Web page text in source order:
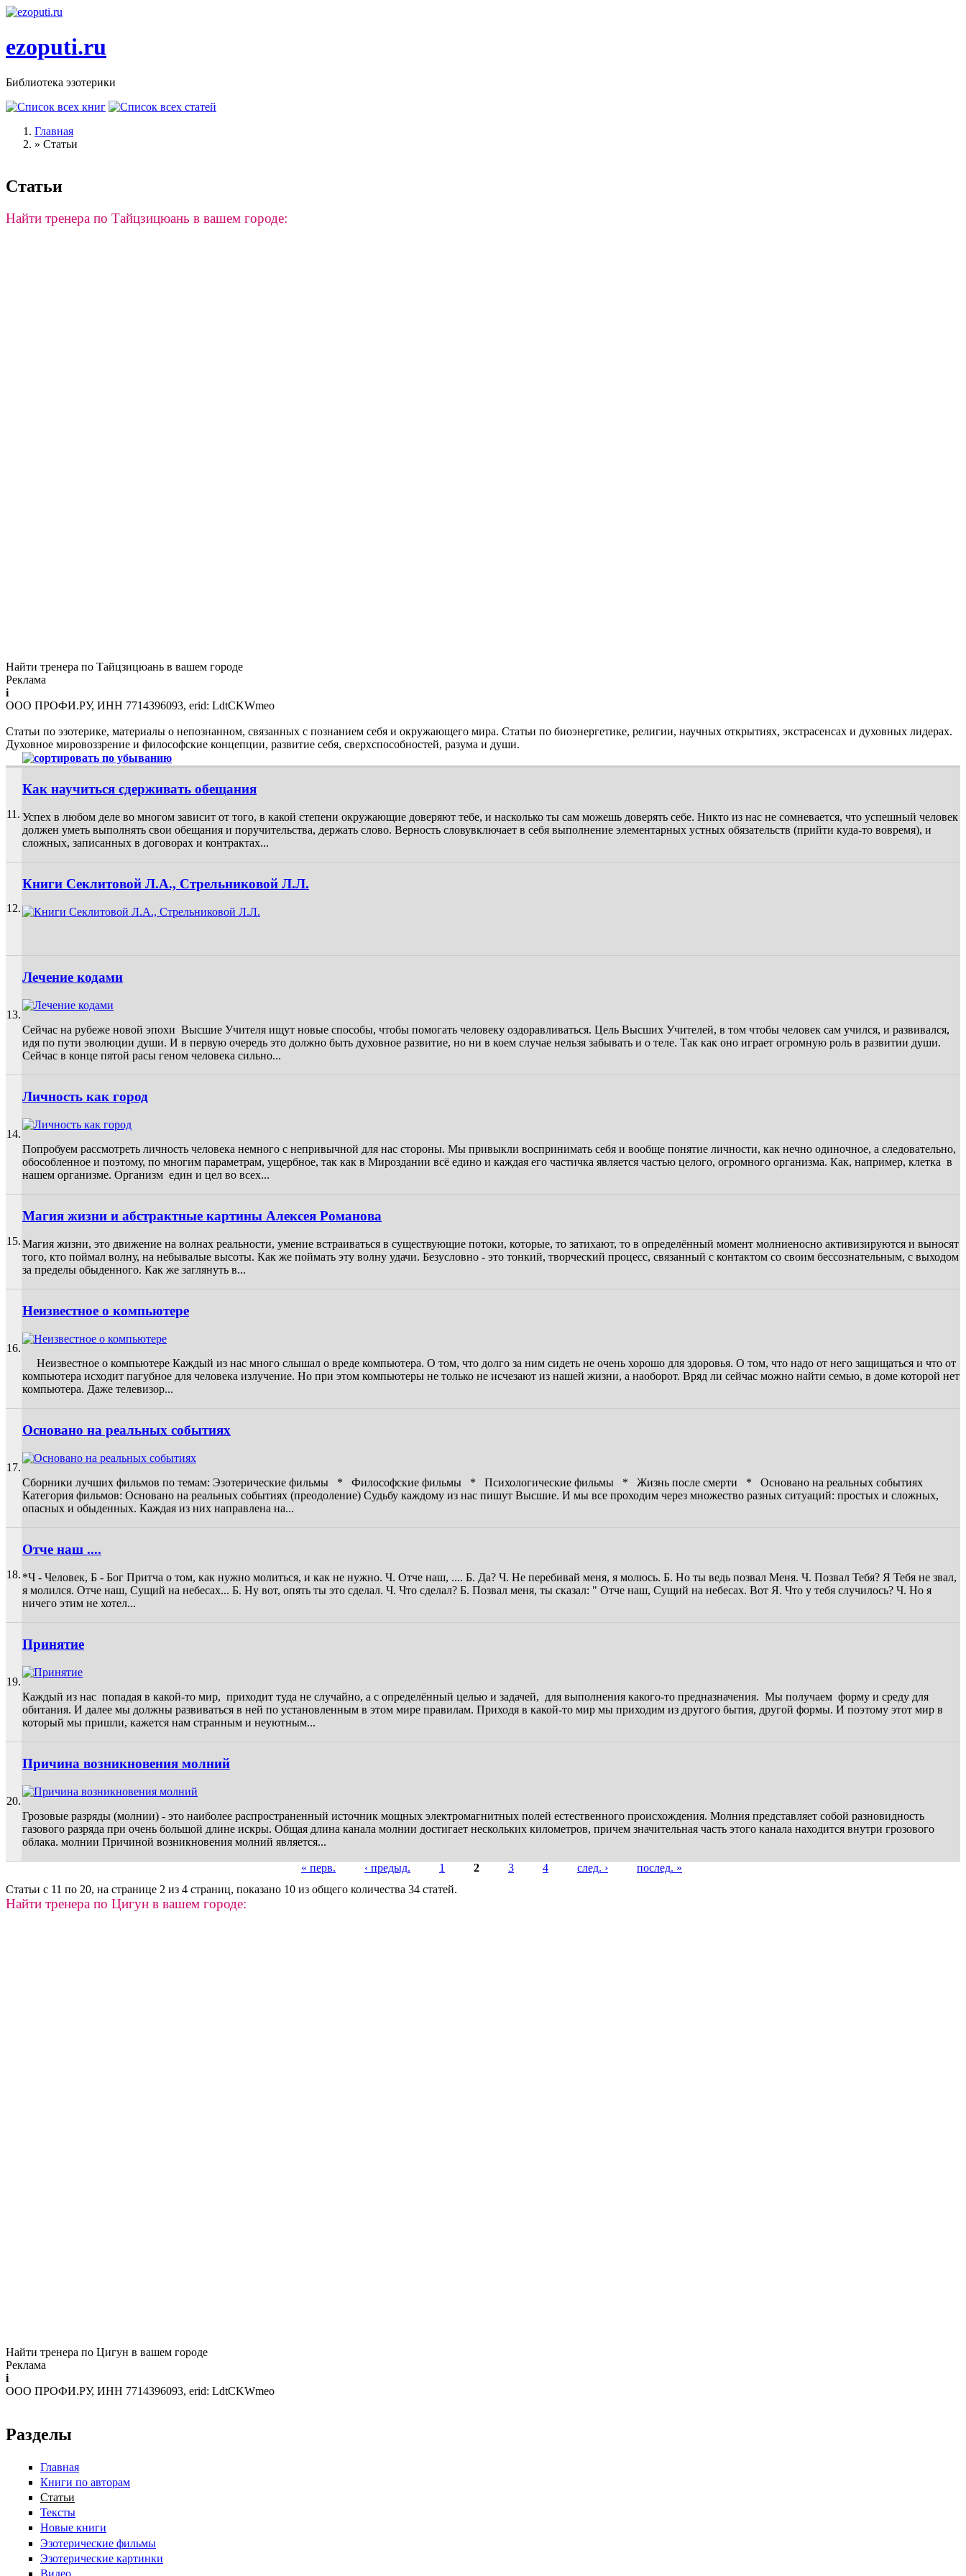
Перейти к основному содержанию
ezoputi.ru
Библиотека эзотерики
Вы здесь
Главная
» Статьи
Статьи
Найти тренера по Тайцзицюань в вашем городе:
Найти тренера по Тайцзицюань в вашем городе
Реклама
i
ООО ПРОФИ.РУ, ИНН 7714396093, erid: LdtCKWmeo
Статьи по эзотерике, материалы о непознанном, связанных с познанием себя и окружающего мира. Статьи по биоэнергетике, религии, научных открытиях, экстрасенсах и духовных лидерах.
Духовное мировоззрение и философские концепции, развитие себя, сверхспособностей, разума и души.
11.
Как научиться сдерживать обещания
Успех в любом деле во многом зависит от того, в какой степени окружающие доверяют тебе, и насколько ты сам можешь доверять себе. Никто из нас не сомневается, что успешный человек
должен уметь выполнять свои обещания и поручительства, держать слово. Верность словувключает в себя выполнение элементарных устных обязательств (прийти куда-то вовремя), и
сложных, записанных в договорах и контрактах...
12.
Книги Секлитовой Л.А., Стрельниковой Л.Л.
13.
Лечение кодами
Сейчас на рубеже новой эпохи Высшие Учителя ищут новые способы, чтобы помогать человеку оздоравливаться. Цель Высших Учителей, в том чтобы человек сам учился, и развивался,
идя по пути эволюции души. И в первую очередь это должно быть духовное развитие, но ни в коем случае нельзя забывать и о теле. Так как оно играет огромную роль в развитии души.
Сейчас в конце пятой расы геном человека сильно...
14.
Личность как город
Попробуем рассмотреть личность человека немного с непривычной для нас стороны. Мы привыкли воспринимать себя и вообще понятие личности, как нечно одиночное, а следовательно,
обособленное и поэтому, по многим параметрам, ущербное, так как в Мироздании всё едино и каждая его частичка является частью целого, огромного организма. Как, например, клетка в
нашем организме. Организм един и цел во всех...
15.
Магия жизни и абстрактные картины Алексея Романова
Магия жизни, это движение на волнах реальности, умение встраиваться в существующие потоки, которые, то затихают, то в определённый момент молниеносно активизируются и выносят
того, кто поймал волну, на небывалые высоты. Как же поймать эту волну удачи. Безусловно - это тонкий, творческий процесс, связанный с контактом со своим бессознательным, с выходом
за пределы обыденного. Как же заглянуть в...
16.
Неизвестное о компьютере
Неизвестное о компьютере Каждый из нас много слышал о вреде компьютера. О том, что долго за ним сидеть не очень хорошо для здоровья. О том, что надо от него защищаться и что от
компьютера исходит пагубное для человека излучение. Но при этом компьютеры не только не исчезают из нашей жизни, а наоборот. Вряд ли сейчас можно найти семью, в доме которой нет
компьютера. Даже телевизор...
17.
Основано на реальных событиях
Сборники лучших фильмов по темам: Эзотерические фильмы * Философские фильмы * Психологические фильмы * Жизнь после смерти * Основано на реальных событиях
Категория фильмов: Основано на реальных событиях (преодоление) Судьбу каждому из нас пишут Высшие. И мы все проходим через множество разных ситуаций: простых и сложных,
опасных и обыденных. Каждая из них направлена на...
18.
Отче наш ....
*Ч - Человек, Б - Бог Притча о том, как нужно молиться, и как не нужно. Ч. Отче наш, .... Б. Да? Ч. Не перебивай меня, я молюсь. Б. Но ты ведь позвал Меня. Ч. Позвал Тебя? Я Тебя не звал,
я молился. Отче наш, Сущий на небесах... Б. Ну вот, опять ты это сделал. Ч. Что сделал? Б. Позвал меня, ты сказал: " Отче наш, Сущий на небесах. Вот Я. Что у тебя случилось? Ч. Но я
ничего этим не хотел...
19.
Принятие
Каждый из нас попадая в какой-то мир, приходит туда не случайно, а с определённый целью и задачей, для выполнения какого-то предназначения. Мы получаем форму и среду для
обитания. И далее мы должны развиваться в ней по установленным в этом мире правилам. Приходя в какой-то мир мы приходим из другого бытия, другой формы. И поэтому этот мир в
который мы пришли, кажется нам странным и неуютным...
20.
Причина возникновения молний
Грозовые разряды (молнии) - это наиболее распространенный источник мощных электромагнитных полей естественного происхождения. Молния представляет собой разновидность
газового разряда при очень большой длине искры. Общая длина канала молнии достигает нескольких километров, причем значительная часть этого канала находится внутри грозового
облака. молнии Причиной возникновения молний является...
Страницы
« перв. ‹ предыд. 1 2 3 4 след. ›
послед. »
Статьи с 11 по 20, на странице 2 из 4 страниц, показано 10 из общего количества 34 статей.
Найти тренера по Цигун в вашем городе:
Найти тренера по Цигун в вашем городе
Реклама
i
ООО ПРОФИ.РУ, ИНН 7714396093, erid: LdtCKWmeo
Разделы
Главная
Книги по авторам
Статьи
Тексты
Новые книги
Эзотерические фильмы
Эзотерические картинки
Видео